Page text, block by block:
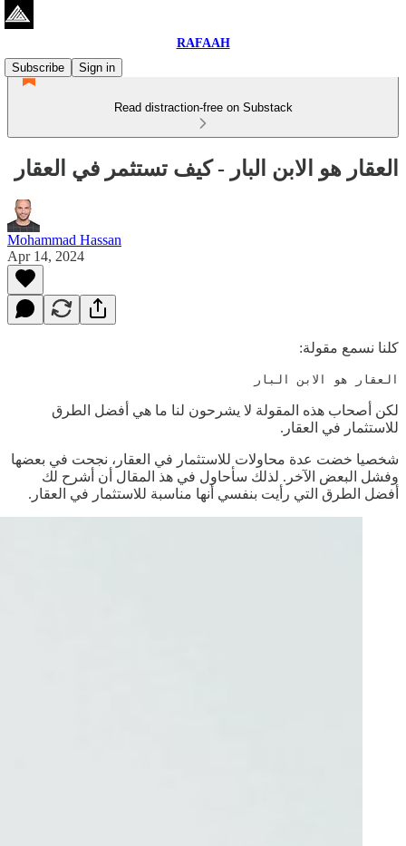
RAFAAH
Subscribe
Sign in
Read distraction-free on Substack
العقار هو الابن البار - كيف تستثمر في العقار
Mohammad Hassan
Apr 14, 2024
كلنا نسمع مقولة:
العقار هو الابن البار
لكن أصحاب هذه المقولة لا يشرحون لنا ما هي أفضل الطرق
للاستثمار في العقار.
شخصيا خضت عدة محاولات للاستثمار في العقار، نجحت في بعضها
وفشل البعض الآخر. لذلك سأحاول في هذ المقال أن أشرح لك
أفضل الطرق التي رأيت بنفسي أنها مناسبة للاستثمار في العقار.